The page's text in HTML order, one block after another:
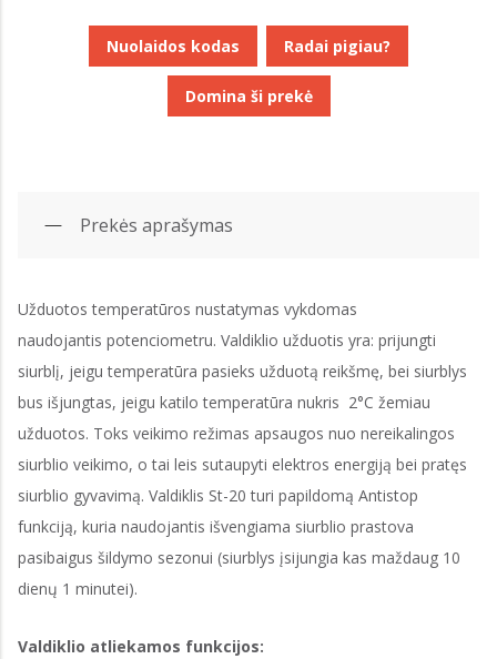
Nuolaidos kodas Radai pigiau?
Domina ši prekė
Prekės aprašymas
Užduotos temperatūros nustatymas vykdomas
naudojantis potenciometru. Valdiklio užduotis yra: prijungti
siurblį, jeigu temperatūra pasieks užduotą reikšmę, bei siurblys
bus išjungtas, jeigu katilo temperatūra nukris 2°C žemiau
užduotos. Toks veikimo režimas apsaugos nuo nereikalingos
siurblio veikimo, o tai leis sutaupyti elektros energiją bei pratęs
siurblio gyvavimą. Valdiklis St-20 turi papildomą Antistop
funkciją, kuria naudojantis išvengiama siurblio prastova
pasibaigus šildymo sezonui (siurblys įsijungia kas maždaug 10
dienų 1 minutei).
Valdiklio atliekamos funkcijos: